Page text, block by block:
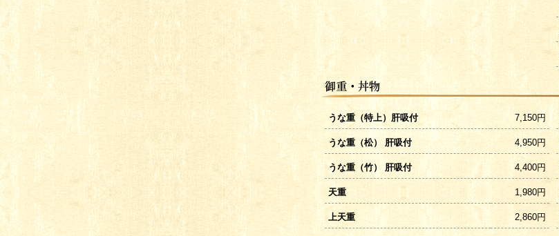
うな重（特上）肝吸付 7,150円
うな重（松） 肝吸付 4,950円
うな重（竹） 肝吸付 4,400円
天重 1,980円
上天重 2,860円